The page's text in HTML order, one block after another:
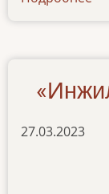
27.03.2023